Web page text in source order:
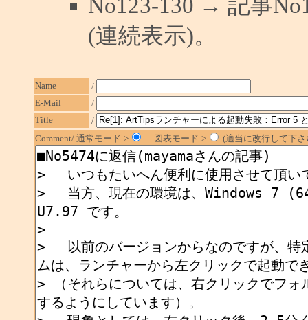
No123-130 → 記事
(連続表示)。
Name
/
E-Mail
/
Title
/
Comment/ 通常モード->
図表モード-> (適当に改行して下